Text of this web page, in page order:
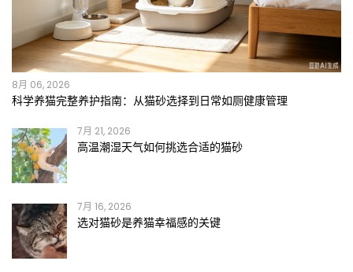
8月 06, 2026
科学养猫完整养护指南：从猫砂选择到日常如厕健康管理
7月 21, 2026
高温潮湿天气如何挑选合适的猫砂
7月 16, 2026
选对猫砂是养猫幸福感的关键